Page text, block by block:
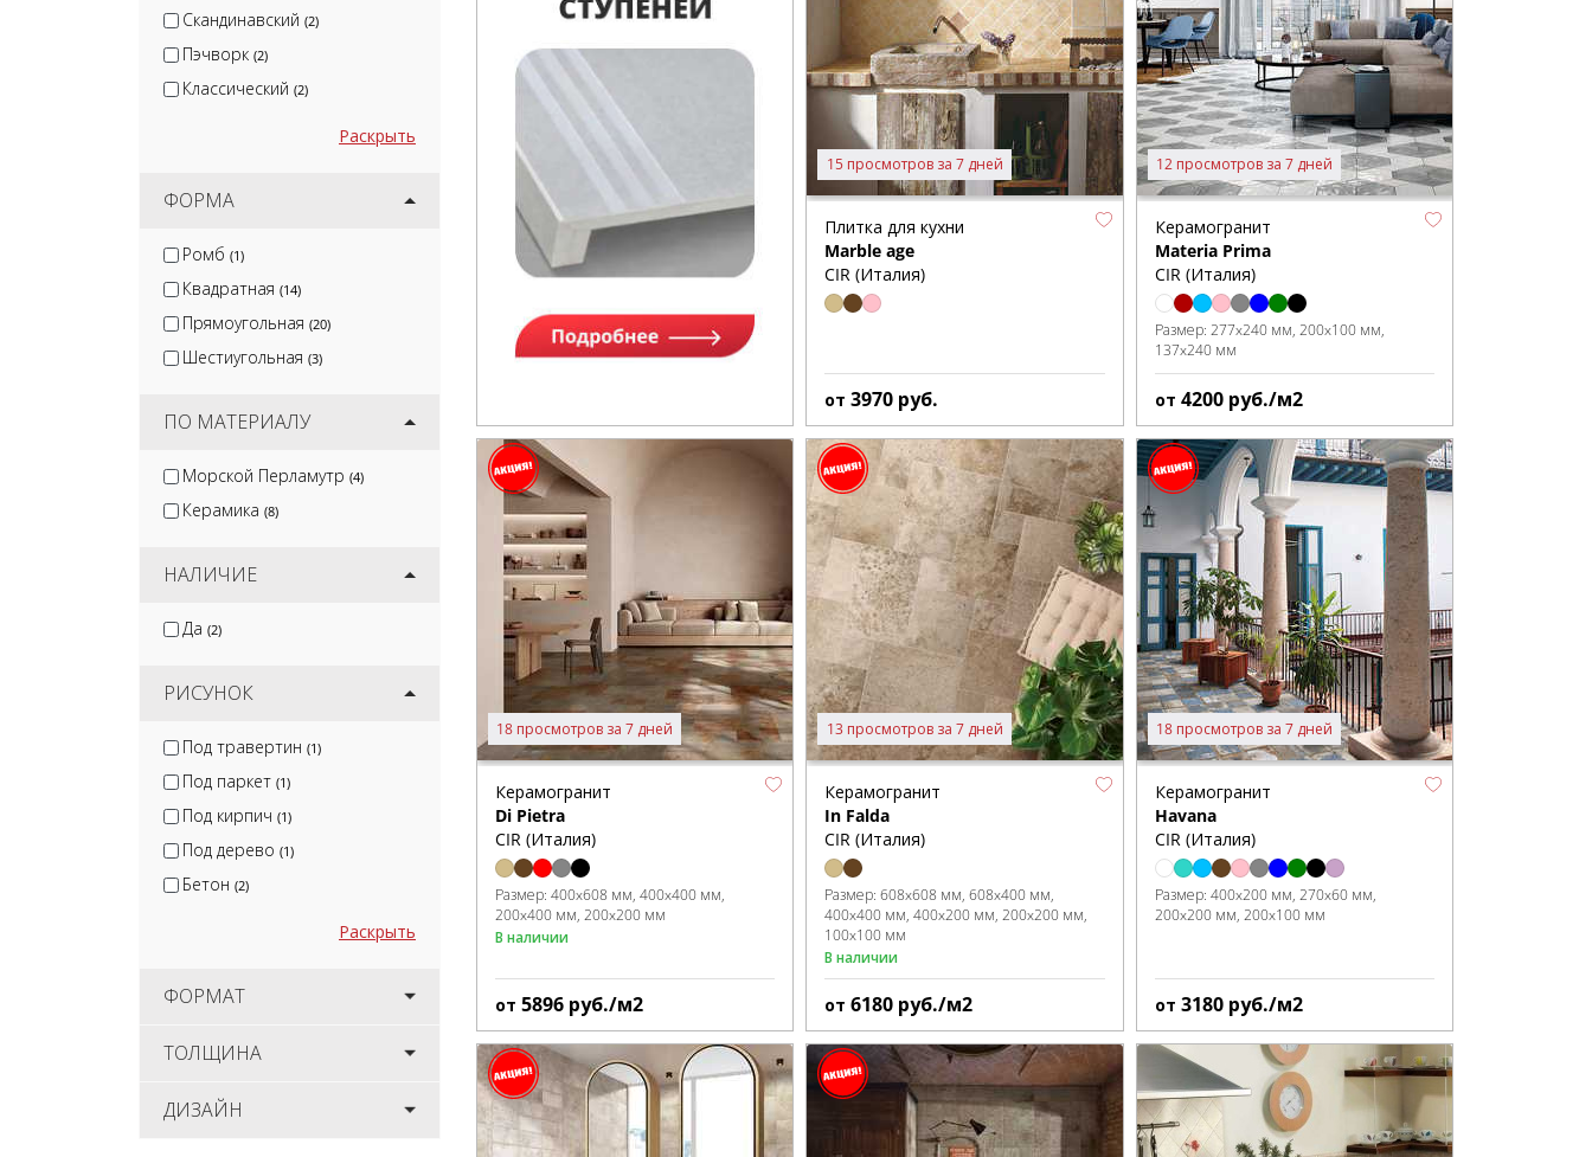
Скандинавский (2)
Пэчворк (2)
Классический (2)
Раскрыть
ФОРМА
Ромб (1)
Квадратная (14)
Прямоугольная (20)
Шестиугольная (3)
ПО МАТЕРИАЛУ
Морской Перламутр (4)
Керамика (8)
НАЛИЧИЕ
Да (2)
РИСУНОК
Под травертин (1)
Под паркет (1)
Под кирпич (1)
Под дерево (1)
Бетон (2)
Раскрыть
ФОРМАТ
ТОЛЩИНА
ДИЗАЙН
15 просмотров за 7 дней
Плитка для кухни
Marble age
CIR (Италия)
от3970 руб.
12 просмотров за 7 дней
Керамогранит
Materia Prima
CIR (Италия)
Размер: 277x240 мм 200x100 мм
137x240 мм
от 4200 руб./м2
18 просмотров за 7 дней
Керамогранит
Di Pietra
CIR (Италия)
Размер: 400x608 мм 400x400 мм
200x400 мм 200x200 мм
В наличии
от 5896 руб./м2
13 просмотров за 7 дней
Керамогранит
In Falda
CIR (Италия)
Размер:608x608 мм 608x400 мм
400x400 мм 400x200 мм 200x200 мм
100x100 мм
В наличии
от6180 руб./м2
18 просмотров за 7 дней
Керамогранит
Havana
CIR (Италия)
Размер: 400x200 мм 270x60 мм
200x200 мм 200x100 мм
от 3180 руб./м2